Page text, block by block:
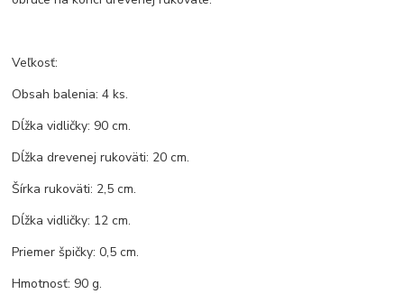
Veľkosť:
Obsah balenia: 4 ks.
Dĺžka vidličky: 90 cm.
Dĺžka drevenej rukoväti: 20 cm.
Šírka rukoväti: 2,5 cm.
Dĺžka vidličky: 12 cm.
Priemer špičky: 0,5 cm.
Hmotnosť: 90 g.